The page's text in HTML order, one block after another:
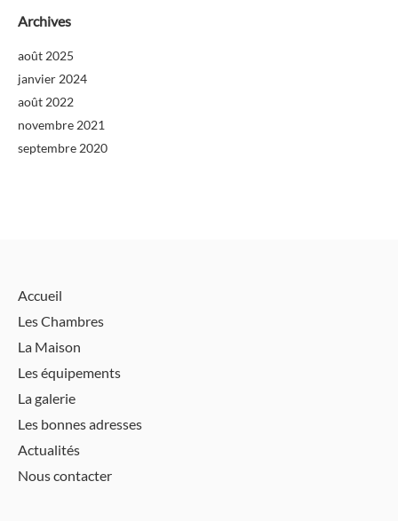
Archives
août 2025
janvier 2024
août 2022
novembre 2021
septembre 2020
Accueil
Les Chambres
La Maison
Les équipements
La galerie
Les bonnes adresses
Actualités
Nous contacter